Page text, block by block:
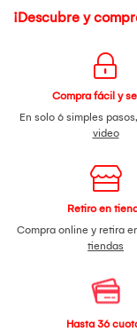
¡Descubre y
Compra fácil y
En solo 6 simples pasos,
video
Retiro en
Compra online y retira
tiendas
Hasta 36